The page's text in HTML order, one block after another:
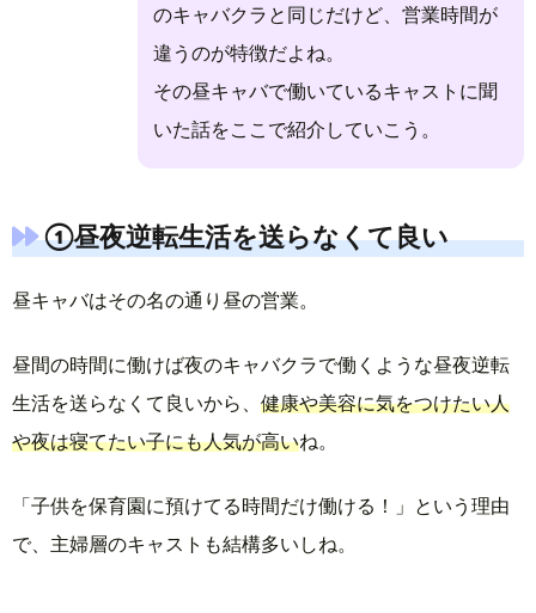
のキャバクラと同じだけど、営業時間が
違うのが特徴だよね。
その昼キャバで働いているキャストに聞
いた話をここで紹介していこう。
①昼夜逆転生活を送らなくて良い
昼キャバはその名の通り昼の営業。
昼間の時間に働けば夜のキャバクラで働くような昼夜逆転
生活を送らなくて良いから、 健康や美容に気をつけたい人
や夜は寝てたい子にも人気が高いね。
「子供を保育園に預けてる時間だけ働ける！」という理由
で、主婦層のキャストも結構多いしね。